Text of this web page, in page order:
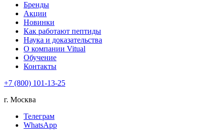
Бренды
Акции
Новинки
Как работают пептиды
Наука и доказательства
О компании Vitual
Обучение
Контакты
+7 (800) 101-13-25
г. Москва
Телеграм
WhatsApp